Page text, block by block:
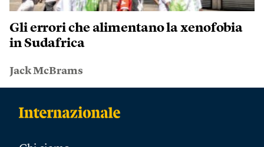
Gli errori che alimentano la xenofobia
in Sudafrica
Jack McBrams